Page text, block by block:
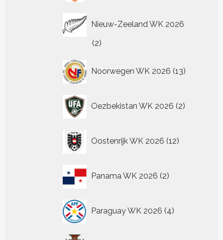
Nieuw-Zeeland WK 2026
22
Noorwegen WK 2026 13
producten
Oezbekistan WK 2026 2
producten
Oostenrijk WK 2026 12
producten
Panama WK 2026 2
producten
Paraguay WK 2026 4
producten